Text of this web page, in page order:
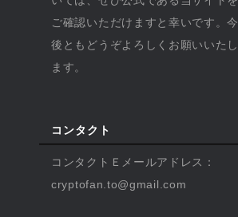
ご確認いただけますと幸いです。今
後ともどうぞよろしくお願いいたし
ます。
コンタクト
コンタクトＥメールアドレス：
cryptofan.to@gmail.com